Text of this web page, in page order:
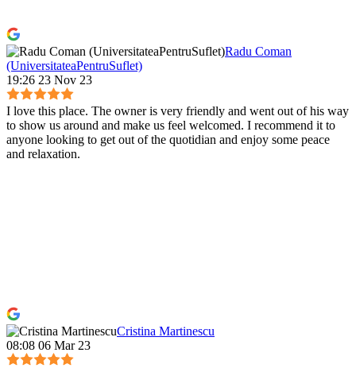
Radu Coman
(UniversitateaPentruSuflet)
19:26 23 Nov 23
I love this place. The owner is very friendly and went out of his way
to show us around and make us feel welcomed. I recommend it to
anyone looking to get out of the quotidian and enjoy some peace
and relaxation.
Cristina Martinescu
08:08 06 Mar 23